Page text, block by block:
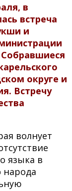
в
встреча
и
Собравшиеся
округе и
Встречу
волнует
языка в
народа